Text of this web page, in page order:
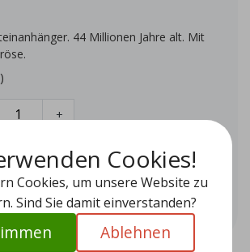
44 Millionen Jahre alt. Mit
+
Zum Warenkorb hinzufügen
Zur Wunschliste hinzufügen
Cookies!
Cookies, um unsere Website zu
Sind Sie damit einverstanden?
Ablehnen